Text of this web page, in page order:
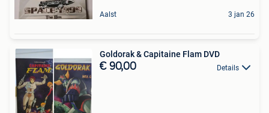
Aalst 3 jan 26
Goldorak & Capitaine Flam DVD
€ 90,00 Details